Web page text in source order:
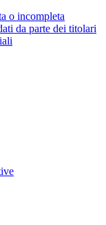
o incompleta
da parte dei titolari